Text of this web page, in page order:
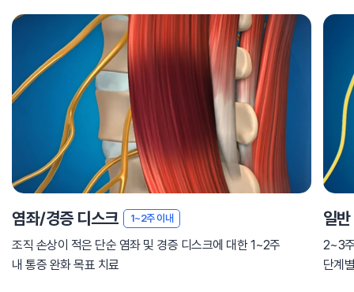
염좌/경증 디스크 1~2주 이내
조직 손상이 적은 단순 염좌 및 경증 디스크에 대한 1~2주
내 통증 완화 목표 치료
일
2~3
단계